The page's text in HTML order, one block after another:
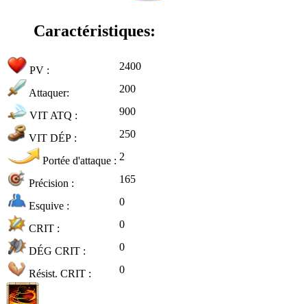
Caractéristiques:
PV : 2400
Attaquer: 200
VIT ATQ : 900
VIT DÉP : 250
Portée d'attaque : 2
Précision : 165
Esquive : 0
CRIT : 0
DÉG CRIT : 0
Résist. CRIT : 0